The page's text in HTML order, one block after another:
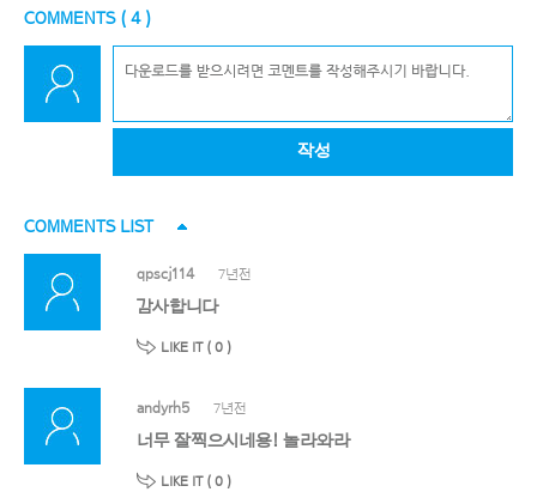
COMMENTS ( 4)
작성
COMMENTS LIST
qpscj114 7년전
감사합니다
LIKE IT ( 0 )
andyrh5 7년전
너무 잘찍으시네용! 놀라와라
LIKE IT ( 0 )